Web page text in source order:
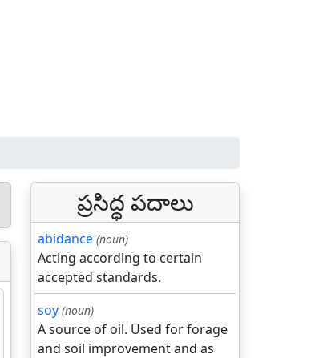
ప్రసిద్ధ పదాలు
abidance (noun)
Acting according to certain
accepted standards.
soy (noun)
A source of oil. Used for forage
and soil improvement and as